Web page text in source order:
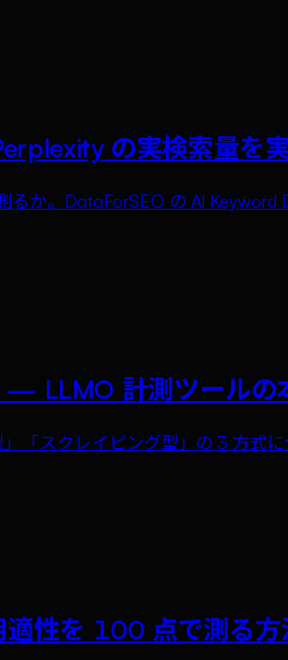
の実検索量を
か。DataForSEO の AI
LLMO 計測ツールの
「スクレイピング型」の 3 方式
性を 100 点で測る方